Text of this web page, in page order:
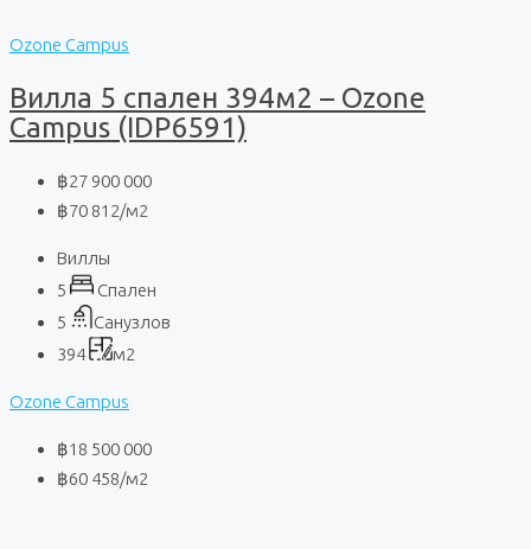
Ozone Campus
Вилла 5 спален 394м2 – Ozone
Campus (IDP6591)
฿27 900 000
฿70 812/м2
Виллы
5
Спален
5
Санузлов
394
м2
Ozone Campus
฿18 500 000
฿60 458/м2